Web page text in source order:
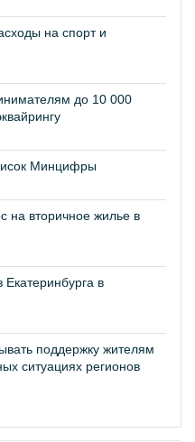
на спорт и
до 10 000
Минцифры
на вторичное жилье в
в
поддержку жителям
ситуациях регионов